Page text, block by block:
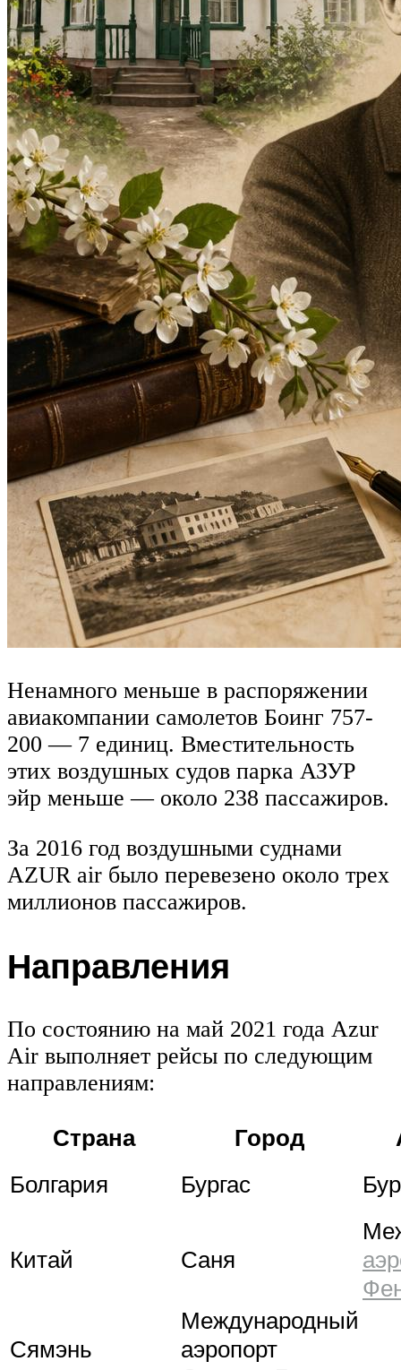
Ненамного меньше в распоряжении
авиакомпании самолетов Боинг 757-
200 — 7 единиц. Вместительность
этих воздушных судов парка АЗУР
эйр меньше — около 238 пассажиров.
За 2016 год воздушными суднами
AZUR air было перевезено около трех
миллионов пассажиров.
Направления
По состоянию на май 2021 года Azur
Air выполняет рейсы по следующим
направлениям:
Страна Город
Болгария
Бургас
Китай Саня
Сямэнь
Международный
аэропорт